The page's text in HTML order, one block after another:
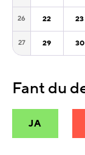
26 22 23
27 29 30
Fant du
JA